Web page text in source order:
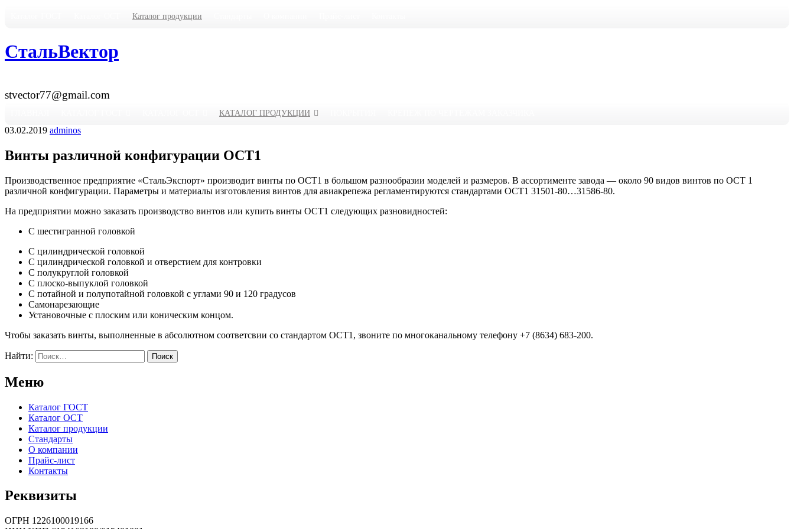
Каталог продукции
СтальВектор
stvector77@gmail.com
КАТАЛОГ ПРОДУКЦИИ
03.02.2019 adminos
Винты различной конфигурации ОСТ1
Производственное предприятие «СтальЭкспорт» производит винты по ОСТ1 в большом разнообразии моделей и размеров. В ассортименте завода — около 90 видов винтов по ОСТ 1
различной конфигурации. Параметры и материалы изготовления винтов для авиакрепежа регламентируются стандартами ОСТ1 31501-80…31586-80.
На предприятии можно заказать производство винтов или купить винты ОСТ1 следующих разновидностей:
С шестигранной головкой
С цилиндрической головкой
С цилиндрической головкой и отверстием для контровки
С полукруглой головкой
С плоско-выпуклой головкой
С потайной и полупотайной головкой с углами 90 и 120 градусов
Самонарезающие
Установочные с плоским или коническим концом.
Чтобы заказать винты, выполненные в абсолютном соответсвии со стандартом ОСТ1, звоните по многоканальному телефону +7 (8634) 683-200.
Найти:
Меню
Каталог ГОСТ
Каталог ОСТ
Каталог продукции
Стандарты
О компании
Прайс-лист
Контакты
Реквизиты
ОГРН 1226100019166